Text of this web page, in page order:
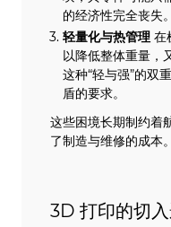
的经济性完全丧失。
轻量化与热管理 在
以降低整体重量，
这种“轻与强”的双
盾的要求。
这些困境长期制约着
了制造与维修的成本。
3D 打印的切